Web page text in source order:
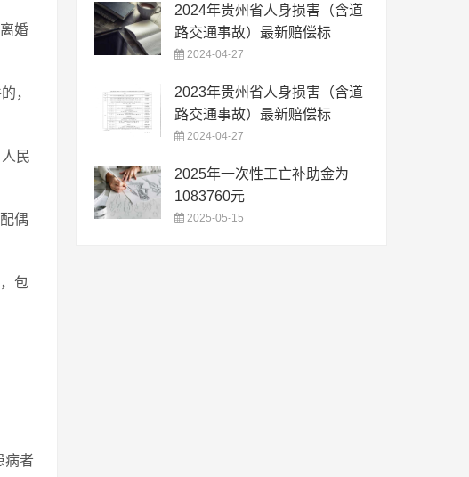
婚
，
民
偶
包
病者
2024年贵州省人身损害（含道
路交通事故）最新赔偿标
2024-04-27
2023年贵州省人身损害（含道
路交通事故）最新赔偿标
2024-04-27
2025年一次性工亡补助金为
1083760元
2025-05-15